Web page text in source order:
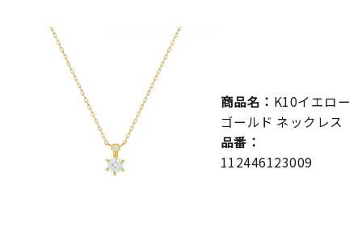
リングサイズ
すべて表示
商品名： K10イエロー
ゴールド ネックレス
品番：
112446123009